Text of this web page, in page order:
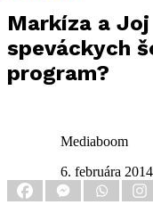
Markíza a
speváckych
program?
Mediaboom
6. februára 2014